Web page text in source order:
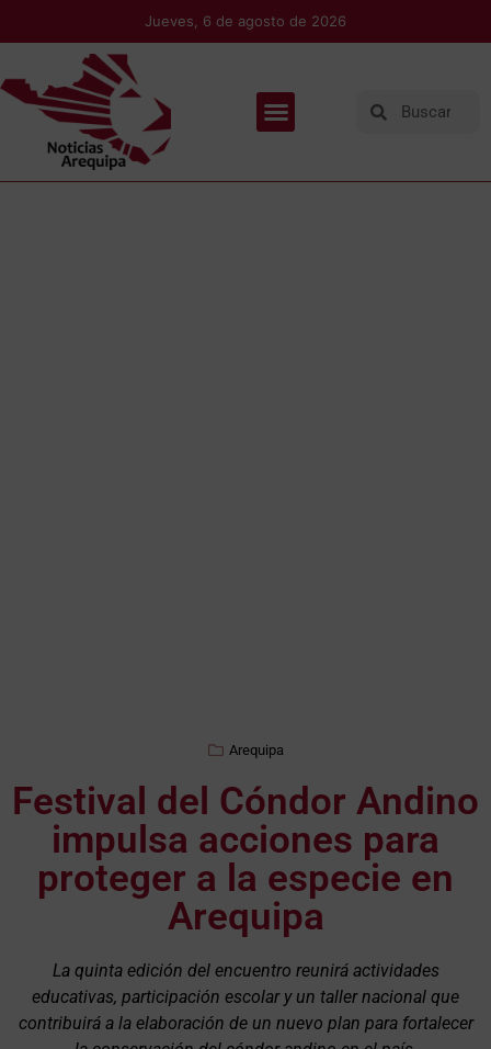
Jueves, 6 de agosto de 2026
Arequipa
Festival del Cóndor Andino
impulsa acciones para
proteger a la especie en
Arequipa
La quinta edición del encuentro reunirá actividades
educativas, participación escolar y un taller nacional que
contribuirá a la elaboración de un nuevo plan para fortalecer